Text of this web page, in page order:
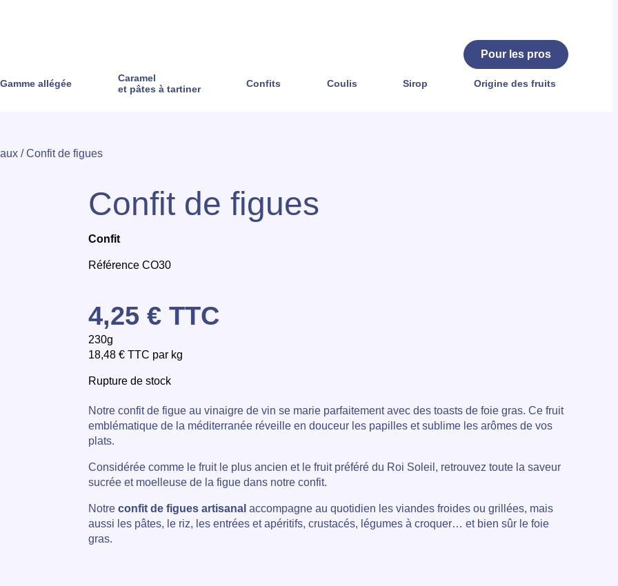
Pour les pros
Gamme allégée
Caramel
et pâtes à tartiner
Confits Coulis Sirop Origine des fruits
/ Confit de figues
Confit de figues
Confit
Référence CO30
4,25 € TTC
230g
18,48 € TTC par kg
Rupture de stock
Notre confit de figue au vinaigre de vin se marie parfaitement avec des toasts de foie gras. Ce fruit
emblématique de la méditerranée réveille en douceur les papilles et sublime les arômes de vos
plats.
Considérée comme le fruit le plus ancien et le fruit préféré du Roi Soleil, retrouvez toute la saveur
sucrée et moelleuse de la figue dans notre confit.
Notre confit de figues artisanal accompagne au quotidien les viandes froides ou grillées, mais
aussi les pâtes, le riz, les entrées et apéritifs, crustacés, légumes à croquer… et bien sûr le foie
gras.